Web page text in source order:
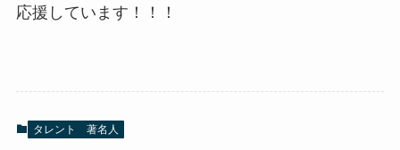
応援しています！！！
タレント 著名人